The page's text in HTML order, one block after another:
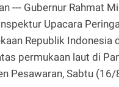
--- Gubernur Rahmat
Upacara
Republik Indonesia
permukaan laut di
Pesawaran, Sabtu